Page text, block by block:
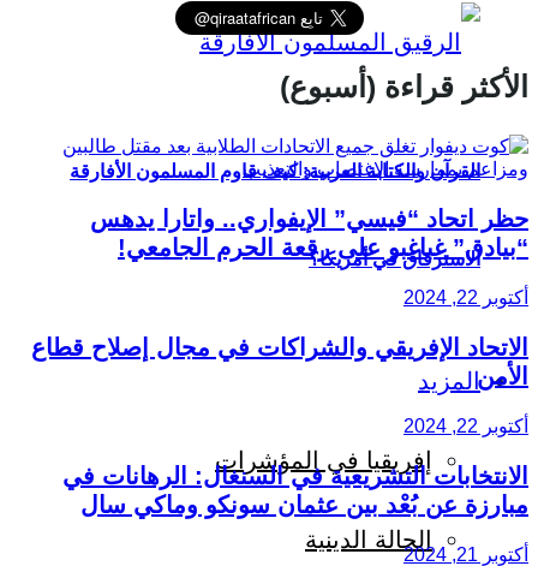
القرآن والكتابة العربية: كيف قاوم المسلمون الأفارقة
الاسترقاق في أمريكا؟
المزيد
إفريقيا في المؤشرات
الحالة الدينية
الأكثر قراءة (أسبوع)
حظر اتحاد “فيسي” الإيفواري.. واتارا يدهس
“بيادق” غباغبو على رقعة الحرم الجامعي!
أكتوبر 22, 2024
الاتحاد الإفريقي والشراكات في مجال إصلاح قطاع
الأمن
أكتوبر 22, 2024
الانتخابات التشريعية في السنغال: الرهانات في
مبارزة عن بُعْد بين عثمان سونكو وماكي سال
أكتوبر 21, 2024